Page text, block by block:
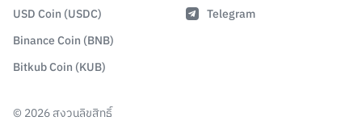
USD Coin (USDC)
Binance Coin (BNB)
Bitkub Coin (KUB)
Telegram
© 2026สงวนลิขสิทธิ์